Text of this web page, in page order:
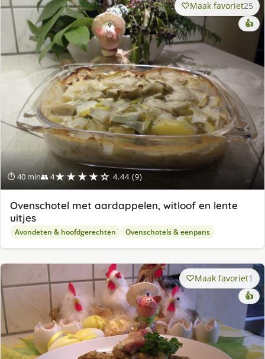
⏱ 40 min👥 4★★★★☆ 4.44 (9)
Maak favoriet25
👍
Ovenschotel met aardappelen, witloof en lente
uitjes
Avondeten & hoofdgerechten Ovenschotels & eenpans
Maak favoriet1
👍